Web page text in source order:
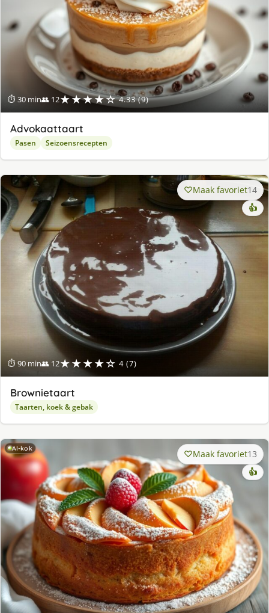
⏱ 30 min👥 12★★★★☆ 4.33 (9)
Advokaattaart
Pasen Seizoensrecepten
⏱ 90 min👥 12★★★★☆ 4 (7)
Maak favoriet14
👍
Brownietaart
Taarten, koek & gebak
AI-kok Maak favoriet13
👍